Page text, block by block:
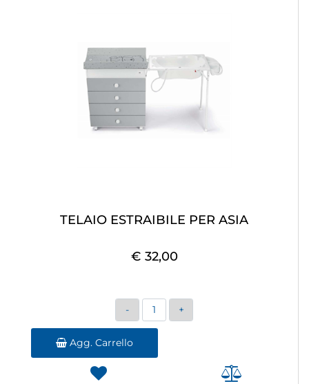
TELAIO ESTRAIBILE PER ASIA
€ 32,00
Quantità
Agg. Carrello